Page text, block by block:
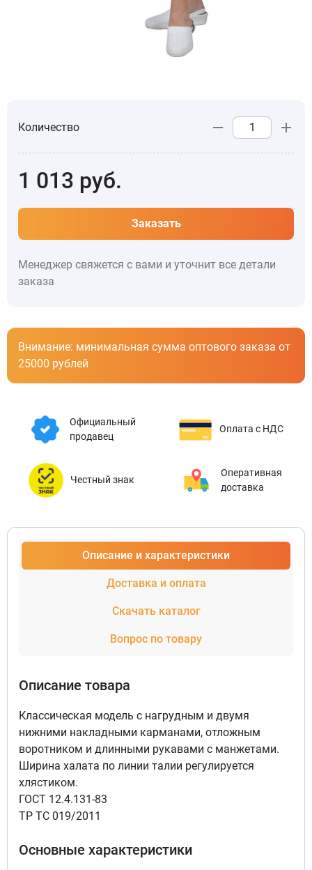
Количество
1 013 руб.
Заказать
Менеджер свяжется с вами и уточнит все детали
заказа
Внимание: минимальная сумма оптового заказа от
25000 рублей
Официальный
продавец
Оплата с НДС
Честный знак
Оперативная
доставка
Описание и характеристики
Доставка и оплата
Скачать каталог
Вопрос по товару
Описание товара
Классическая модель с нагрудным и двумя
нижними накладными карманами, отложным
воротником и длинными рукавами с манжетами.
Ширина халата по линии талии регулируется
хлястиком.
ГОСТ 12.4.131-83
ТР ТС 019/2011
Основные характеристики